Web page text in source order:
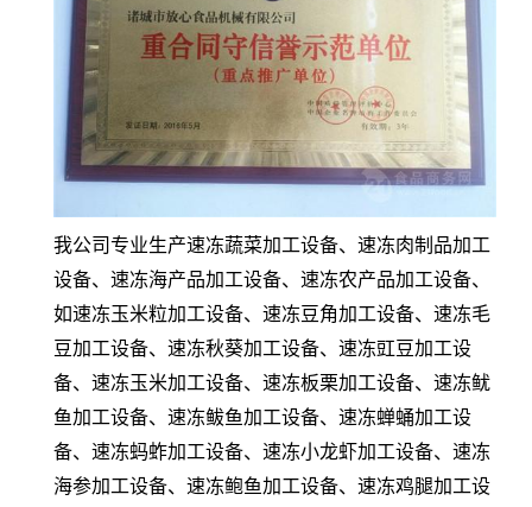
我公司专业生产速冻蔬菜加工设备、速冻肉制品加工
设备、速冻海产品加工设备、速冻农产品加工设备、
如速冻玉米粒加工设备、速冻豆角加工设备、速冻毛
豆加工设备、速冻秋葵加工设备、速冻豇豆加工设
备、速冻玉米加工设备、速冻板栗加工设备、速冻鱿
鱼加工设备、速冻鲅鱼加工设备、速冻蝉蛹加工设
备、速冻蚂蚱加工设备、速冻小龙虾加工设备、速冻
海参加工设备、速冻鲍鱼加工设备、速冻鸡腿加工设